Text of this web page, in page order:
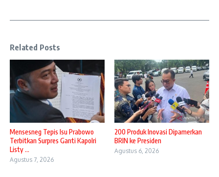
Related Posts
Mensesneg Tepis Isu Prabowo
Terbitkan Surpres Ganti Kapolri
Listy ...
Agustus 7, 2026
200 Produk Inovasi Dipamerkan
BRIN ke Presiden
Agustus 6, 2026